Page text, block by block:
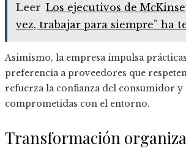
Leer Los ejecutivos de
vez, trabajar para siempre” ha
Asimismo, la empresa impulsa
preferencia a proveedores que
refuerza la confianza del consumidor
comprometidas con el entorno.
Transformación